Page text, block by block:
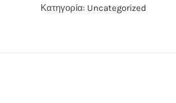
Κατηγορία: Uncategorized